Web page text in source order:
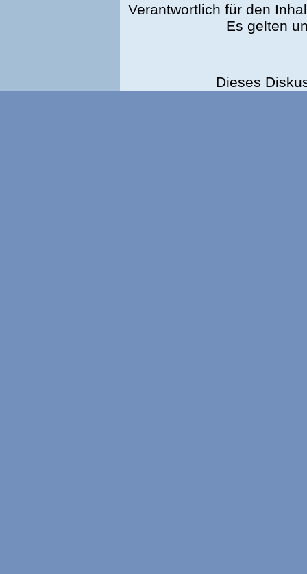
Verantwortlich für den
Es gelten
Dieses